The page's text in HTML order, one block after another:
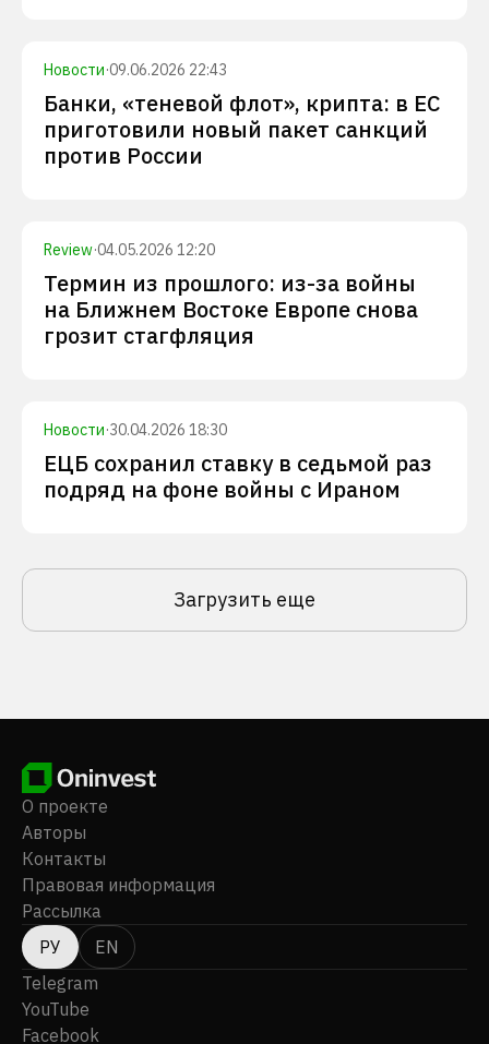
Новости·09.06.2026 22:43
Банки, «теневой флот», крипта: в ЕС
приготовили новый пакет санкций
против России
Review·04.05.2026 12:20
Термин из прошлого: из-за войны
на Ближнем Востоке Европе снова
грозит стагфляция
Новости·30.04.2026 18:30
ЕЦБ сохранил ставку в седьмой раз
подряд на фоне войны с Ираном
Загрузить еще
О проекте
Авторы
Контакты
Правовая информация
Рассылка
РУ
EN
Telegram
YouTube
Facebook